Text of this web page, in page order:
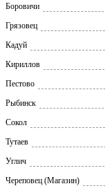
Боровичи
Грязовец
Кадуй
Кириллов
Пестово
Рыбинск
Сокол
Тутаев
Углич
Череповец (Магазин)